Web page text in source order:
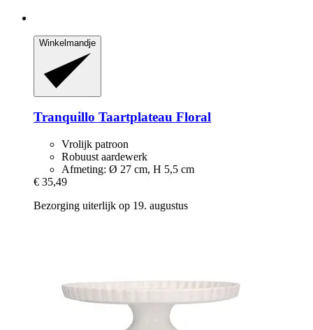
Winkelmandje
Tranquillo Taartplateau Floral
Vrolijk patroon
Robuust aardewerk
Afmeting: Ø 27 cm, H 5,5 cm
€ 35,49
Bezorging uiterlijk op 19. augustus